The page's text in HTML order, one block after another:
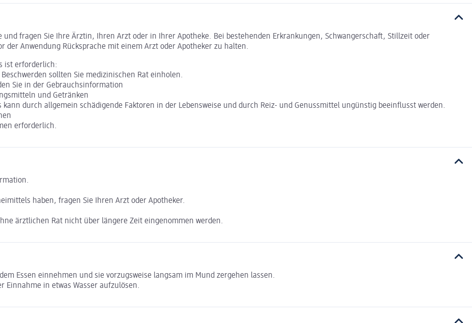
und fragen Sie Ihre Ärztin, Ihren Arzt oder in Ihrer Apotheke. Bei bestehenden Erkrankungen, Schwangerschaft, Stillzeit oder
Anwendung Rücksprache mit einem Arzt oder Apotheker zu halten.
ist erforderlich:
sollten Sie medizinischen Rat einholen.
Sie in der Gebrauchsinformation
und Getränken
durch allgemein schädigende Faktoren in der Lebensweise und durch Reiz- und Genussmittel ungünstig beeinflusst werden.
erforderlich.
haben, fragen Sie Ihren Arzt oder Apotheker.
ärztlichen Rat nicht über längere Zeit eingenommen werden.
Essen einnehmen und sie vorzugsweise langsam im Mund zergehen lassen.
Einnahme in etwas Wasser aufzulösen.